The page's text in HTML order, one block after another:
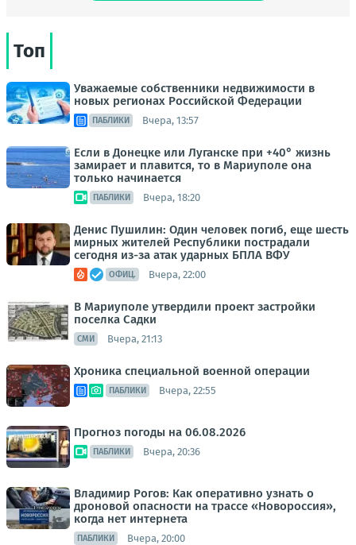
Топ
Уважаемые собственники недвижимости в
новых регионах Российской Федерации
ПАБЛИКИ Вчера, 13:57
Если в Донецке или Луганске при +40° жизнь
замирает и плавится, то в Мариуполе она
только начинается
ПАБЛИКИ Вчера, 18:20
Денис Пушилин: Один человек погиб, еще шесть
мирных жителей Республики пострадали
сегодня из-за атак ударных БПЛА ВФУ
ОФИЦ. Вчера, 22:00
В Мариуполе утвердили проект застройки
поселка Садки
СМИ Вчера, 21:13
Хроника специальной военной операции
ПАБЛИКИ Вчера, 22:55
Прогноз погоды на 06.08.2026
ПАБЛИКИ Вчера, 20:36
Владимир Рогов: Как оперативно узнать о
дроновой опасности на трассе «Новороссия»,
когда нет интернета
ПАБЛИКИ Вчера, 20:00